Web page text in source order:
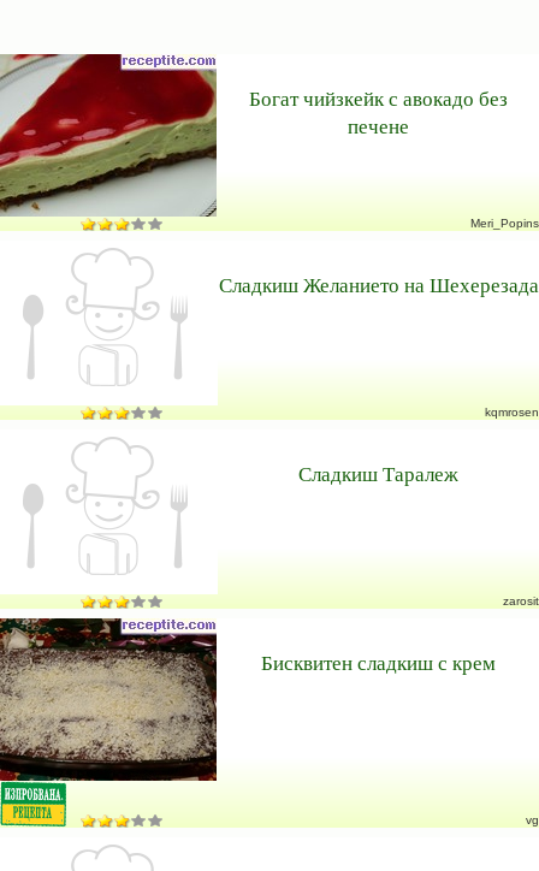
Богат чийзкейк с авокадо без
печене
Meri_Popins
Сладкиш Желанието на Шехерезада
kqmrosen
Сладкиш Таралеж
zarosit
Бисквитен сладкиш с крем
vg